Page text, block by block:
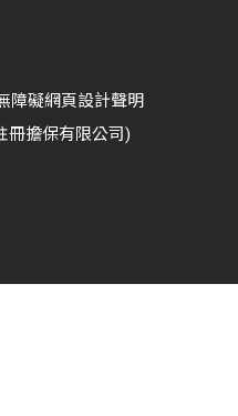
障礙網頁設計聲明
冊擔保有限公司)